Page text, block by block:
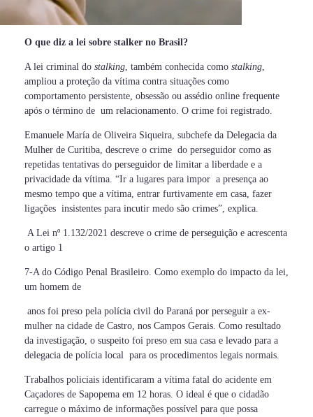
O que diz a lei sobre stalker no Brasil?
A lei criminal do stalking , também conhecida como stalking
ampliou a proteção da vítima contra situações como
comportamento persistente, obsessão ou assédio online frequente
após o término de um relacionamento. O crime foi registrado.
Emanuele María de Oliveira Siqueira, subchefe da Delegacia da
Mulher de Curitiba, descreve o crime do perseguidor como as
repetidas tentativas do perseguidor de limitar a liberdade e a
privacidade da vítima. “Ir a lugares para impor a presença ao
mesmo tempo que a vítima, entrar furtivamente em casa, fazer
ligações insistentes para incutir medo são crimes”, explica.
A Lei nº 1.132/2021 descreve o crime de perseguição e acrescenta
o artigo 1
7-A do Código Penal Brasileiro. Como exemplo do impacto da lei,
um homem de
anos foi preso pela polícia civil do Paraná por perseguir a ex-
mulher na cidade de Castro, nos Campos Gerais. Como resultado
da investigação, o suspeito foi preso em sua casa e levado para a
delegacia de polícia local para os procedimentos legais normais.
Trabalhos policiais identificaram a vítima fatal do acidente em
Caçadores de Sapopema em 12 horas. O ideal é que o cidadão
carregue o máximo de informações possível para que possa